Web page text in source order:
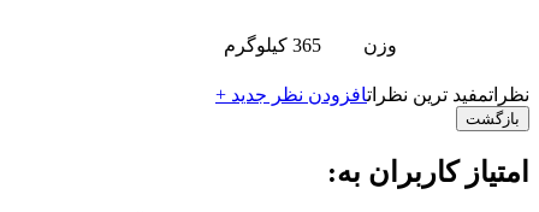
وزن 365 کیلوگرم
نظراتمفید ترین نظراتافزودن نظر جدید +
بازگشت
امتیاز کاربران به: